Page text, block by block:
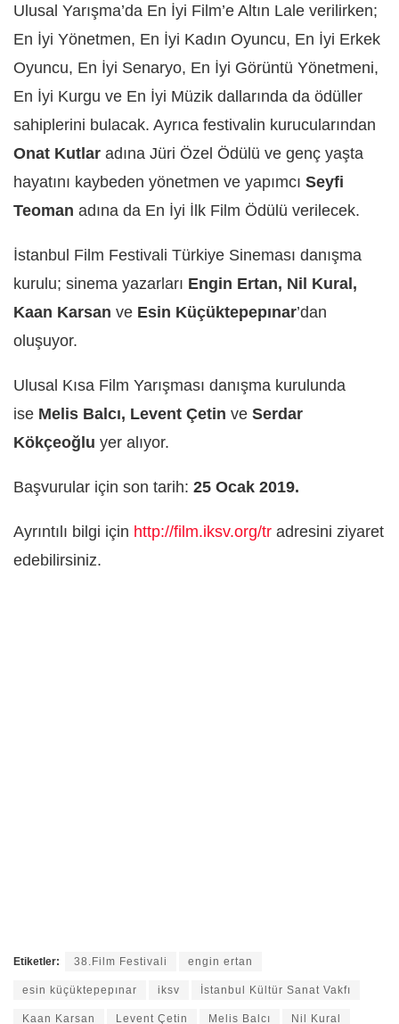
Ulusal Yarışma’da En İyi Film’e Altın Lale verilirken;
En İyi Yönetmen, En İyi Kadın Oyuncu, En İyi Erkek
Oyuncu, En İyi Senaryo, En İyi Görüntü Yönetmeni,
En İyi Kurgu ve En İyi Müzik dallarında da ödüller
sahiplerini bulacak. Ayrıca festivalin kurucularından
Onat Kutlar adına Jüri Özel Ödülü ve genç yaşta
hayatını kaybeden yönetmen ve yapımcı Seyfi
Teoman adına da En İyi İlk Film Ödülü verilecek.
İstanbul Film Festivali Türkiye Sineması danışma
kurulu; sinema yazarları Engin Ertan, Nil Kural,
Kaan Karsan ve Esin Küçüktepepınar’dan
oluşuyor.
Ulusal Kısa Film Yarışması danışma kurulunda
ise Melis Balcı, Levent Çetin ve Serdar
Kökçeoğlu yer alıyor.
Başvurular için son tarih: 25 Ocak 2019.
Ayrıntılı bilgi için http://film.iksv.org/tr adresini ziyaret
edebilirsiniz.
Etiketler: 38.Film Festivali engin ertan
esin küçüktepepınar iksv İstanbul Kültür Sanat Vakfı
Kaan Karsan Levent Çetin Melis Balcı Nil Kural